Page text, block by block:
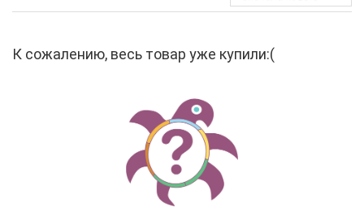
К сожалению, весь товар уже купили:(